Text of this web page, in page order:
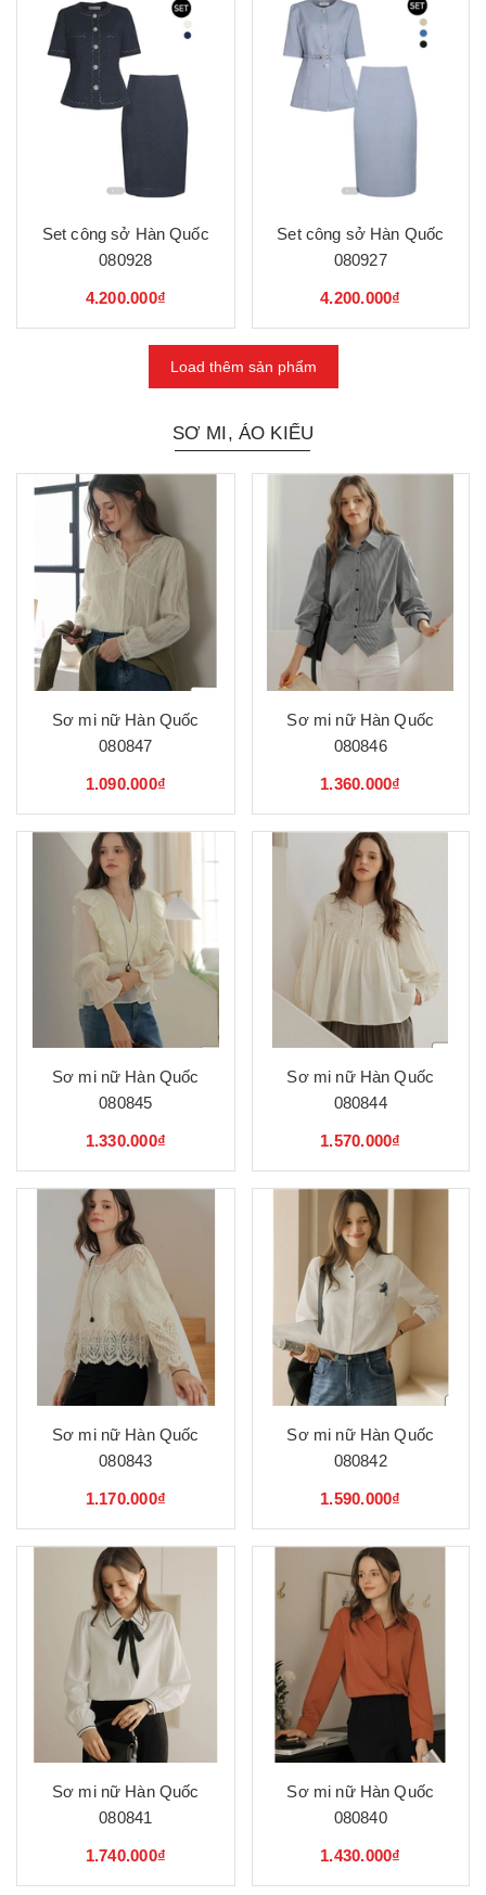
Set công sở Hàn Quốc
080928
4.200.000₫
Set công sở Hàn Quốc
080927
4.200.000₫
Load thêm sản phẩm
SƠ MI, ÁO KIỂU
Sơ mi nữ Hàn Quốc
080847
1.090.000₫
Sơ mi nữ Hàn Quốc
080846
1.360.000₫
Sơ mi nữ Hàn Quốc
080845
1.330.000₫
Sơ mi nữ Hàn Quốc
080844
1.570.000₫
Sơ mi nữ Hàn Quốc
080843
1.170.000₫
Sơ mi nữ Hàn Quốc
080842
1.590.000₫
Sơ mi nữ Hàn Quốc
080841
1.740.000₫
Sơ mi nữ Hàn Quốc
080840
1.430.000₫